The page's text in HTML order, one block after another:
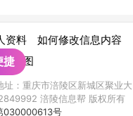
资料 如何修改信息内容
地图
：重庆市涪陵区新城区聚业大
涪陵信息帮 版权所有
030000613号
捷